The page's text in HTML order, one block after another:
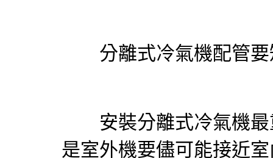
分離式冷氣機配管
安裝分離式冷氣機
是室外機要儘可能接近